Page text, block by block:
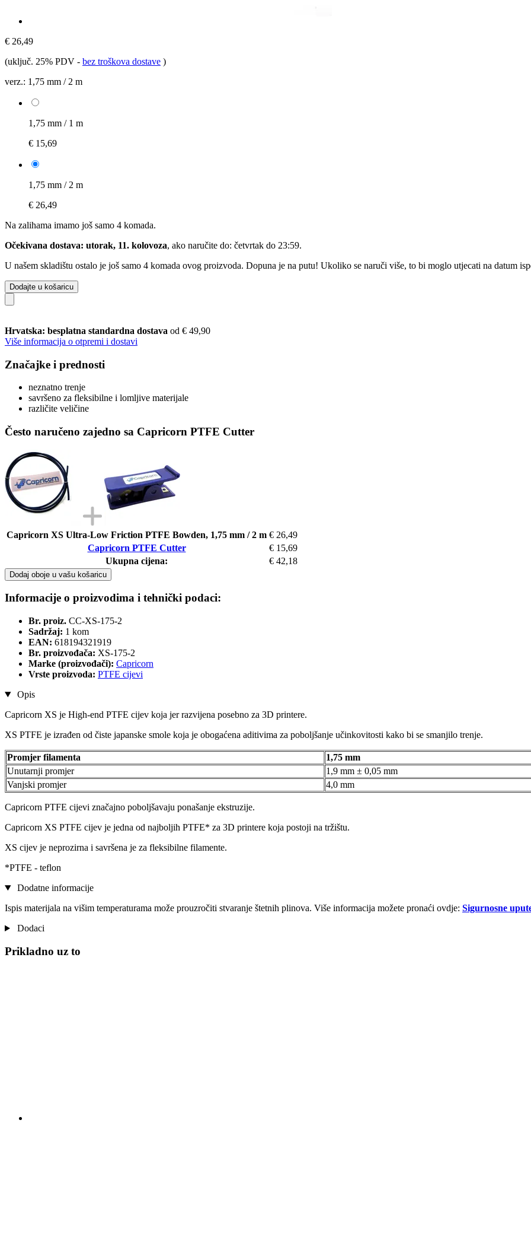
€ 26,49
(uključ. 25% PDV - bez troškova dostave )
verz.: 1,75 mm / 2 m
1,75 mm / 1 m
€ 15,69
1,75 mm / 2 m
€ 26,49
Na zalihama imamo još samo 4 komada.
Očekivana dostava: utorak, 11. kolovoza, ako naručite do: četvrtak do 23:59.
U našem skladištu ostalo je još samo 4 komada ovog proizvoda. Dopuna je na putu! Ukoliko se naruči više, to bi moglo utjecati na datum
Dodajte u košaricu
Hrvatska: besplatna standardna dostava od € 49,90
Više informacija o otpremi i dostavi
Značajke i prednosti
neznatno trenje
savršeno za fleksibilne i lomljive materijale
različite veličine
Često naručeno zajedno sa Capricorn PTFE Cutter
Capricorn XS Ultra-Low Friction PTFE Bowden, 1,75 mm / 2 m € 26,49
Capricorn PTFE Cutter
€ 15,69
Ukupna cijena:
€ 42,18
Dodaj oboje u vašu košaricu
Informacije o proizvodima i tehnički podaci:
Br. proiz. CC-XS-175-2
Sadržaj: 1 kom
EAN: 618194321919
Br. proizvođača: XS-175-2
Marke (proizvođači): Capricorn
Vrste proizvoda: PTFE cijevi
Opis
Capricorn XS je High-end PTFE cijev koja jer razvijena posebno za 3D printere.
XS PTFE je izrađen od čiste japanske smole koja je obogaćena aditivima za poboljšanje učinkovitosti kako bi se smanjilo trenje.
Promjer filamenta 1,75 mm
Unutarnji promjer
1,9 mm ± 0,05 mm
Vanjski promjer
4,0 mm
Capricorn PTFE cijevi značajno poboljšavaju ponašanje ekstruzije.
Capricorn XS PTFE cijev je jedna od najboljih PTFE* za 3D printere koja postoji na tržištu.
XS cijev je neprozirna i savršena je za fleksibilne filamente.
*PTFE - teflon
Dodatne informacije
Ispis materijala na višim temperaturama može prouzročiti stvaranje štetnih plinova. Više informacija možete pronaći ovdje: Sigurnosne
Dodaci
Prikladno uz to